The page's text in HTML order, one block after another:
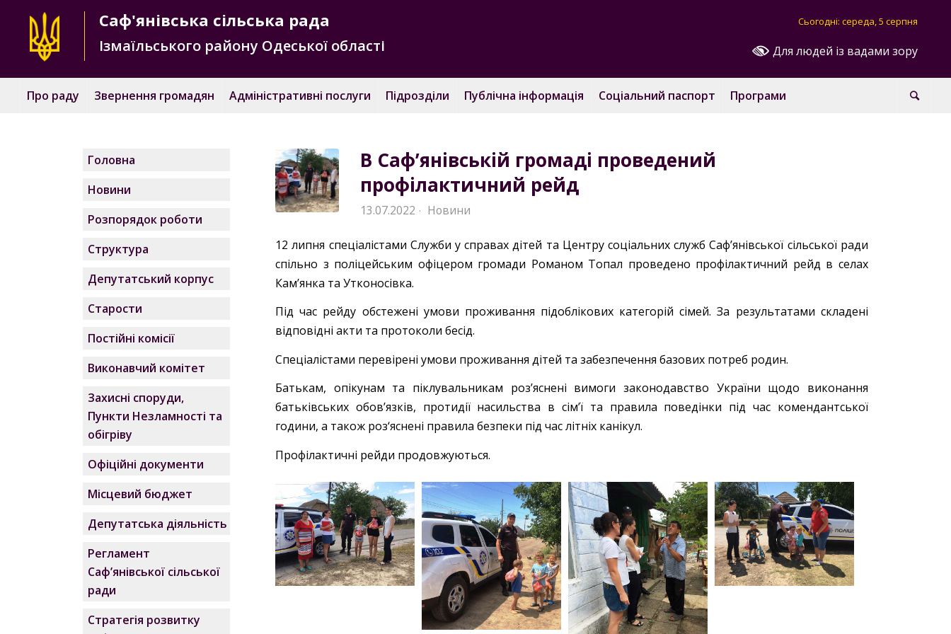
Для людей із вадами зору
Сьогодні: середа, 5 серпня
Саф'янівська сільська рада
Ізмаїльського району Одеської області
Про раду Звернення громадян Адміністративні послуги Підрозділи Публічна інформація Соціальний паспорт Програми
В Саф’янівській громаді проведений
профілактичний рейд
13.07.2022 · Новини
12 липня спеціалістами Служби у справах дітей та Центру соціальних служб Саф’янівської сільської ради
спільно з поліцейським офіцером громади Романом Топал проведено профілактичний рейд в селах
Кам’янка та Утконосівка.
Під час рейду обстежені умови проживання підоблікових категорій сімей. За результатами складені
відповідні акти та протоколи бесід.
Спеціалістами перевірені умови проживання дітей та забезпечення базових потреб родин.
Батькам, опікунам та піклувальникам роз’яснені вимоги законодавство України щодо виконання
батьківських обов’язків, протидії насильства в сім’ї та правила поведінки під час комендантської
години, а також роз‘яснені правила безпеки під час літніх канікул.
Профілактичні рейди продовжуються.
Головна
Новини
Розпорядок роботи
Структура
Депутатський корпус
Старости
Постійні комісії
Виконавчий комітет
Захисні споруди,
Пункти Незламності та
обігріву
Офіційні документи
Місцевий бюджет
Депутатська діяльність
Регламент
Саф’янівської сільської
ради
Стратегія розвитку